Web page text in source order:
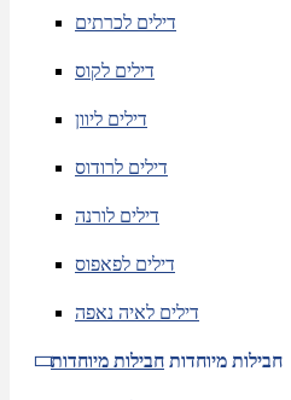
דילים לכרתים
דילים לקוס
דילים ליוון
דילים לרודוס
דילים לורנה
דילים לפאפוס
דילים לאיה נאפה
חבילות מיוחדות חבילות מיוחדות